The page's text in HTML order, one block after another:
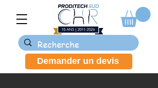
Demander un devis